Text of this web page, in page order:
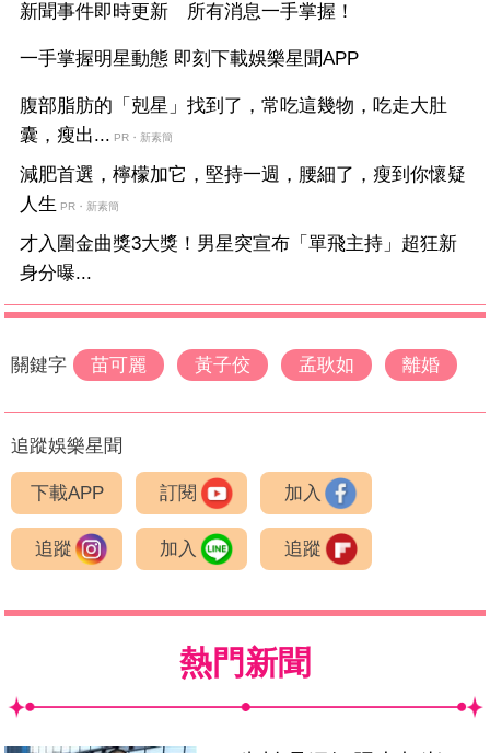
新聞事件即時更新 所有消息一手掌握！
一手掌握明星動態 即刻下載娛樂星聞APP
腹部脂肪的「剋星」找到了，常吃這幾物，吃走大肚
囊，瘦出... PR・新素簡
減肥首選，檸檬加它，堅持一週，腰細了，瘦到你懷疑
人生 PR・新素簡
才入圍金曲獎3大獎！男星突宣布「單飛主持」超狂新
身分曝...
關鍵字 苗可麗 黃子佼 孟耿如 離婚
追蹤娛樂星聞
下載APP 訂閱 加入
追蹤 加入 追蹤
熱門新聞